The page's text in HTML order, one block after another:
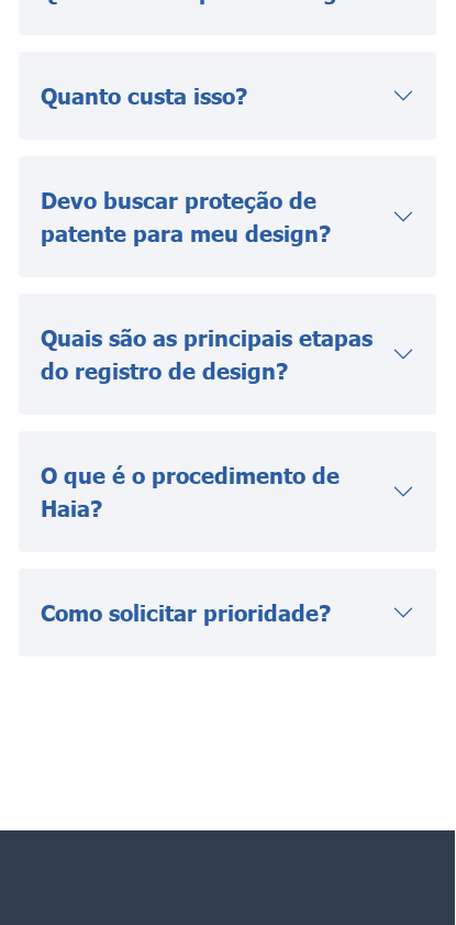
Quanto custa isso?
Devo buscar proteção de
patente para meu design?
Quais são as principais etapas
do registro de design?
O que é o procedimento de
Haia?
Como solicitar prioridade?